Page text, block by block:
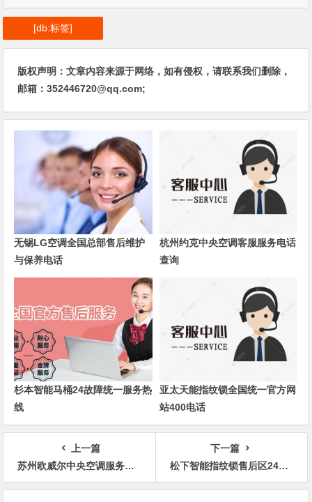
[db:标签]
版权声明：文章内容来源于网络，如有侵权，请联系我们删除，
邮箱：352446720@qq.com;
无锡LG空调全国总部售后维护
与保养电话
杭州约克中央空调客服服务电话
查询
杉本智能马桶24故障统一服务热
线
亚太天能指纹锁全国统一官方网
站400电话
上一篇
苏州欧威尔中央空调服务网点咨询热线
下一篇
松下智能指纹锁售后区24小时全国受理热线中心